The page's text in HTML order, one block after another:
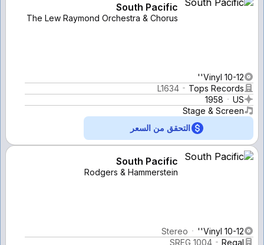
South Pacific
The Lew Raymond Orchestra & Chorus
Vinyl 10-12''
Tops Records
L1634
US
1958
Stage & Screen
التحقق من السعر
South Pacific
Rodgers & Hammerstein
Vinyl 10-12''
Stereo
Regal
SREG 1004